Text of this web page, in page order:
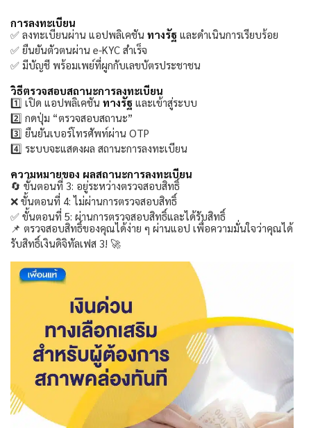
การลงทะเบียน
✅ ลงทะเบียนผ่าน แอปพลิเคชัน ทางรัฐ และดำเนินการเรียบร้อย
✅ ยืนยันตัวตนผ่าน e-KYC สำเร็จ
✅ มีบัญชี พร้อมเพย์ที่ผูกกับเลขบัตรประชาชน
วิธีตรวจสอบสถานะการลงทะเบียน
1️⃣ เปิด แอปพลิเคชัน ทางรัฐ และเข้าสู่ระบบ
2️⃣ กดปุ่ม “ตรวจสอบสถานะ”
3️⃣ ยืนยันเบอร์โทรศัพท์ผ่าน OTP
4️⃣ ระบบจะแสดงผล สถานะการลงทะเบียน
ความหมายของ ผลสถานะการลงทะเบียน
🔄 ขั้นตอนที่ 3: อยู่ระหว่างตรวจสอบสิทธิ์
❌ ขั้นตอนที่ 4: ไม่ผ่านการตรวจสอบสิทธิ์
✅ ขั้นตอนที่ 5: ผ่านการตรวจสอบสิทธิ์และได้รับสิทธิ์
📌 ตรวจสอบสิทธิ์ของคุณได้ง่าย ๆ ผ่านแอป เพื่อความมั่นใจว่าคุณได้
รับสิทธิ์เงินดิจิทัลเฟส 3! 🚀